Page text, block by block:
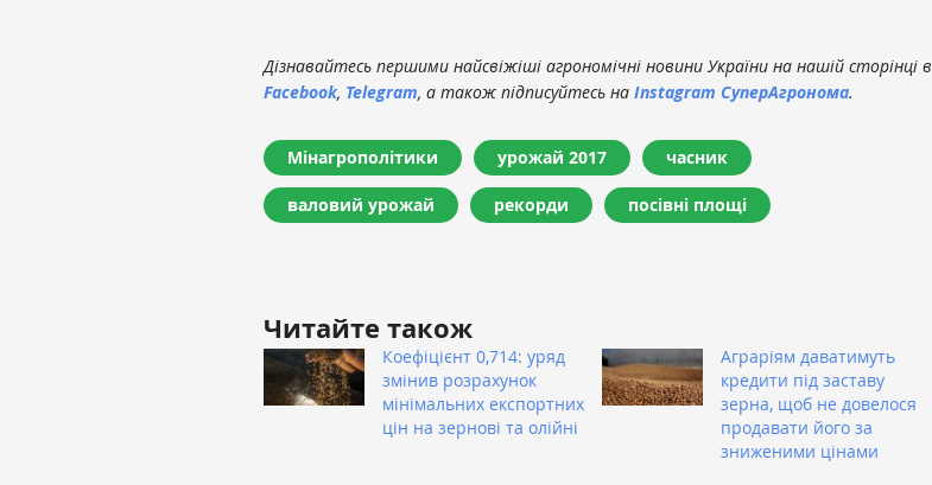
Дізнавайтесь першими найсвіжіші агрономічні новини України на нашій сторінці в
Facebook, Telegram, а також підписуйтесь на Instagram СуперАгронома.
Мінагрополітики урожай 2017 часник
валовий урожай рекорди посівні площі
Читайте також
Коефіцієнт 0,714: уряд
змінив розрахунок
мінімальних експортних
цін на зернові та олійні
Аграріям даватимуть
кредити під заставу
зерна, щоб не довелося
продавати його за
зниженими цінами